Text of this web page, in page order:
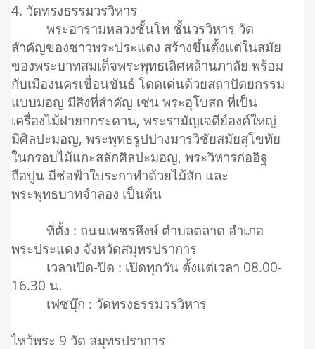
4. วัดทรงธรรมวรวิหาร
พระอารามหลวงชั้นโท ชั้นวรวิหาร วัด
สำคัญของชาวพระประแดง สร้างขึ้นตั้งแต่ในสมัย
ของพระบาทสมเด็จพระพุทธเลิศหล้านภาลัย พร้อม
กับเมืองนครเขื่อนขันธ์ โดดเด่นด้วยสถาปัตยกรรม
แบบมอญ มีสิ่งที่สำคัญ เช่น พระอุโบสถ ที่เป็น
เครื่องไม้ฝายกกระดาน, พระรามัญเจดีย์องค์ใหญ่
มีศิลปะมอญ, พระพุทธรูปปางมารวิชัยสมัยสุโขทัย
ในกรอบไม้แกะสลักศิลปะมอญ, พระวิหารก่ออิฐ
ถือปูน มีช่อฟ้าใบระกาทำด้วยไม้สัก และ
พระพุทธบาทจำลอง เป็นต้น
ที่ตั้ง : ถนนเพชรหึงษ์ ตำบลตลาด อำเภอ
พระประแดง จังหวัดสมุทรปราการ
เวลาเปิด-ปิด : เปิดทุกวัน ตั้งแต่เวลา 08.00-
16.30 น.
เฟซบุ๊ก : วัดทรงธรรมวรวิหาร
ไหว้พระ 9 วัด สมุทรปราการ